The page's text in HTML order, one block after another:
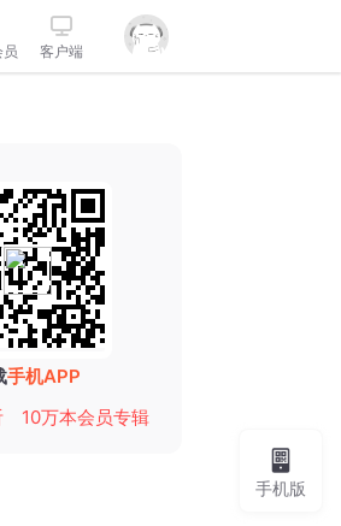
客户端
手机APP
10万本会员专辑
手机版